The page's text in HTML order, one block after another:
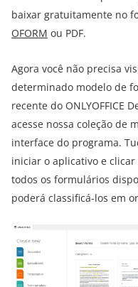
baixar gratuitamente no
OFORM ou PDF.
Agora você não precisa
determinado modelo de
recente do ONLYOFFICE
acesse nossa coleção de
interface do programa.
iniciar o aplicativo e clicar
todos os formulários
poderá classificá-los em